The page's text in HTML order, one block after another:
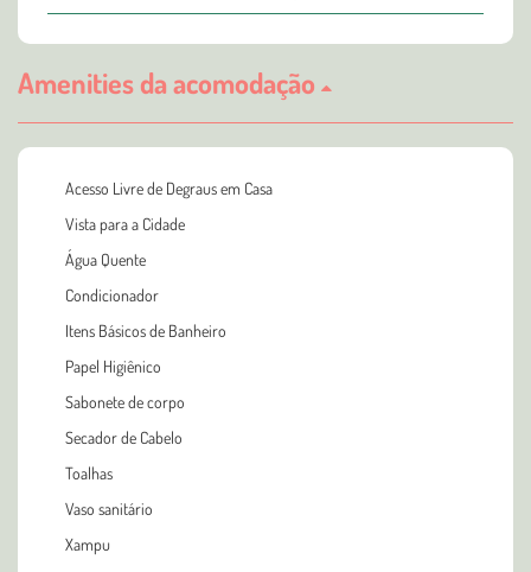
Amenities da acomodação
Acesso Livre de Degraus em Casa
Vista para a Cidade
Água Quente
Condicionador
Itens Básicos de Banheiro
Papel Higiênico
Sabonete de corpo
Secador de Cabelo
Toalhas
Vaso sanitário
Xampu